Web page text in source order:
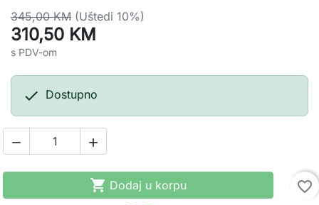
345,00 KM (Uštedi 10%)
310,50 KM
s PDV-om
 Dostupno
 
 Dodaj u korpu
favorite_border